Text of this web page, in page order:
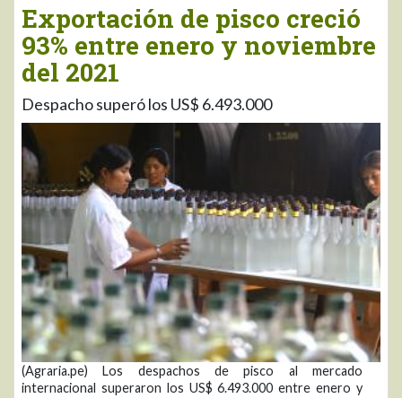
Exportación de pisco creció
93% entre enero y noviembre
del 2021
Despacho superó los US$ 6.493.000
(Agraria.pe) Los despachos de pisco al mercado
internacional superaron los US$ 6.493.000 entre enero y